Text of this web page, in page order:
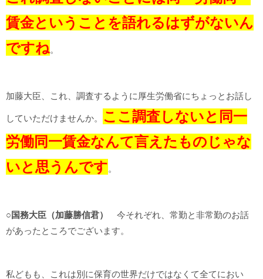
賃金ということを語れるはずがないん
ですね。
加藤大臣、これ、調査するように厚生労働省にちょっとお話し
していただけませんか。
ここ調査しないと同一
労働同一賃金なんて言えたものじゃな
いと思うんです。
○国務大臣（加藤勝信君）
今それぞれ、常勤と非常勤のお話
があったところでございます。
私どもも、これは別に保育の世界だけではなくて全てにおい